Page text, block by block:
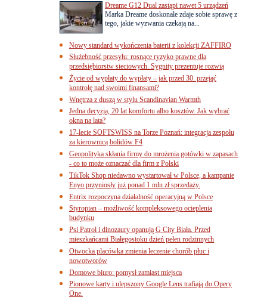
Dreame G12 Dual zastąpi nawet 5 urządzeń
Marka Dreame doskonale zdaje sobie sprawę z
tego, jakie wyzwania czekają na...
Nowy standard wykończenia baterii z kolekcji ZAFFIRO
Służebność przesyłu: rosnące ryzyko prawne dla
przedsiębiorstw sieciowych. Sygnity prezentuje rozwią
Życie od wypłaty do wypłaty – jak przed 30. przejąć
kontrolę nad swoimi finansami?
Wnętrza z duszą w stylu Scandinavian Warmth
Jedna decyzja, 20 lat komfortu albo kosztów. Jak wybrać
okna na lata?
17-lecie SOFTSWISS na Torze Poznań: integracja zespołu
za kierownicą bolidów F4
Geopolityka skłania firmy do mrożenia gotówki w zapasach
- co to może oznaczać dla firm z Polski
TikTok Shop niedawno wystartował w Polsce, a kampanie
Enyo przyniosły już ponad 1 mln zł sprzedaży.
Entrix rozpoczyna działalność operacyjną w Polsce
Styropian – możliwość kompleksowego ocieplenia
budynku
Psi Patrol i dinozaury opanują G City Biała. Przed
mieszkańcami Białegostoku dzień pełen rodzinnych
Otwocka placówka zmienia leczenie chorób płuc i
nowotworów
Domowe biuro: pomysł zamiast miejsca
Pionowe karty i ulepszony Google Lens trafiają do Opery
One.